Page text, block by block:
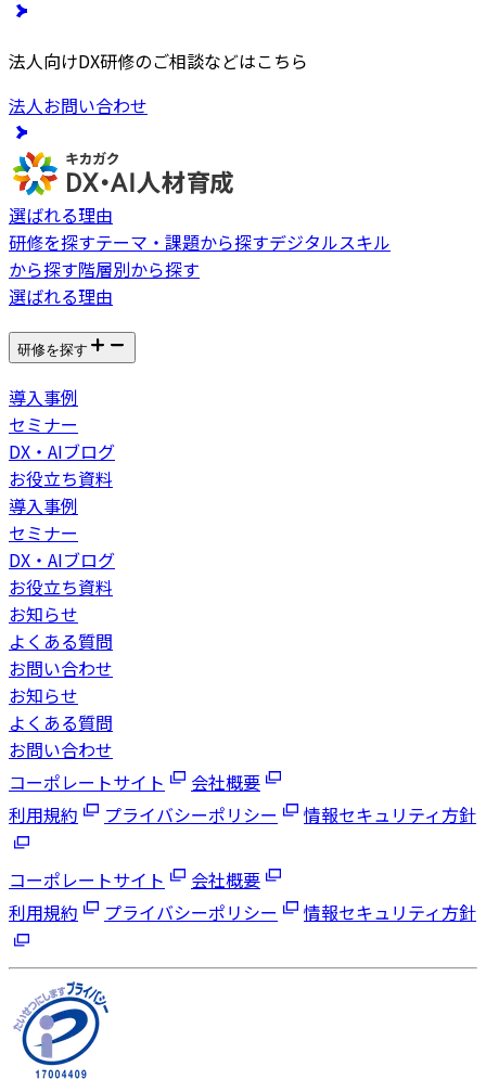
法人向けDX研修のご相談などはこちら
法人お問い合わせ
選ばれる理由
研修を探すテーマ・課題から探すデジタルスキル
から探す階層別から探す
選ばれる理由
研修を探す
導入事例
セミナー
DX・AIブログ
お役立ち資料
導入事例
セミナー
DX・AIブログ
お役立ち資料
お知らせ
よくある質問
お問い合わせ
お知らせ
よくある質問
お問い合わせ
コーポレートサイト
会社概要
利用規約
プライバシーポリシー 情報セキュリティ方針
コーポレートサイト
会社概要
利用規約
プライバシーポリシー 情報セキュリティ方針